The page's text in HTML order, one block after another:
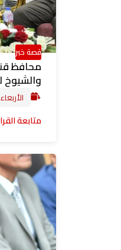
قصة خبر
محافظ
والشيوخ
الأربعاء 8 يوليو 2026 8:02 م
متابعة